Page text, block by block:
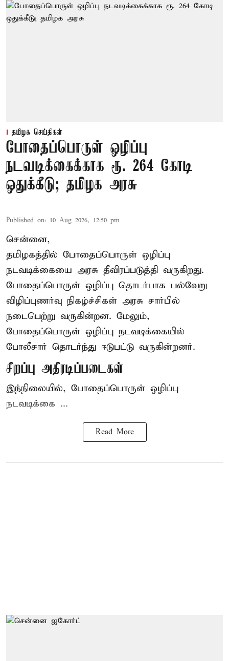
தமிழக செய்திகள்
போதைப்பொருள் ஒழிப்பு
நடவடிக்கைக்காக ரூ. 264 கோடி
ஒதுக்கீடு; தமிழக அரசு
Published on: 10 Aug 2026, 12:50 pm
சென்னை,
தமிழகத்தில் போதைப்பொருள் ஒழிப்பு
நடவடிக்கையை அரசு தீவிரப்படுத்தி வருகிறது.
போதைப்பொருள் ஒழிப்பு தொடர்பாக பல்வேறு
விழிப்புணர்வு நிகழ்ச்சிகள் அரசு சார்பில்
நடைபெற்று வருகின்றன. மேலும்,
போதைப்பொருள் ஒழிப்பு நடவடிக்கையில்
போலீசார் தொடர்ந்து ஈடுபட்டு வருகின்றனர்.
சிறப்பு அதிரடிப்படைகள்
இந்நிலையில், போதைப்பொருள் ஒழிப்பு
நடவடிக்கை ...
Read More